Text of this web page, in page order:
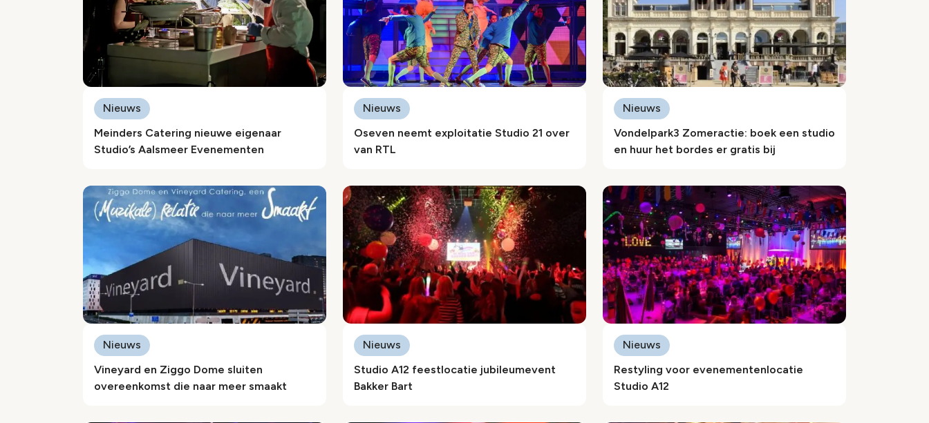
Meinders Catering nieuwe eigenaar
Studio’s Aalsmeer Evenementen
Nieuws
Oseven neemt exploitatie Studio 21 over
van RTL
Nieuws
Vondelpark3 Zomeractie: boek een studio
en huur het bordes er gratis bij
Nieuws
Vineyard en Ziggo Dome sluiten
overeenkomst die naar meer smaakt
Nieuws
Studio A12 feestlocatie jubileumevent
Bakker Bart
Nieuws
Restyling voor evenementenlocatie
Studio A12
Nieuws